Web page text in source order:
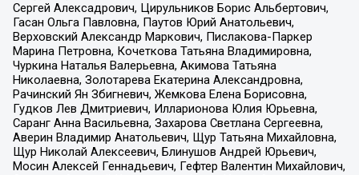
Сергей Алексадрович, Цирульников Борис Альбертович,
Гасан Ольга Павловна, Паутов Юрий Анатольевич,
Верховский Александр Маркович, Пислакова-Паркер
Марина Петровна, Кочеткова Татьяна Владимировна,
Чуркина Наталья Валерьевна, Акимова Татьяна
Николаевна, Золотарева Екатерина Александровна,
Рачинский Ян Збигневич, Жемкова Елена Борисовна,
Гудков Лев Дмитриевич, Илларионова Юлия Юрьевна,
Саранг Анна Васильевна, Захарова Светлана Сергеевна,
Аверин Владимир Анатольевич, Щур Татьяна Михайловна,
Щур Николай Алексеевич, Блинушов Андрей Юрьевич,
Мосин Алексей Геннадьевич, Гефтер Валентин Михайлович,